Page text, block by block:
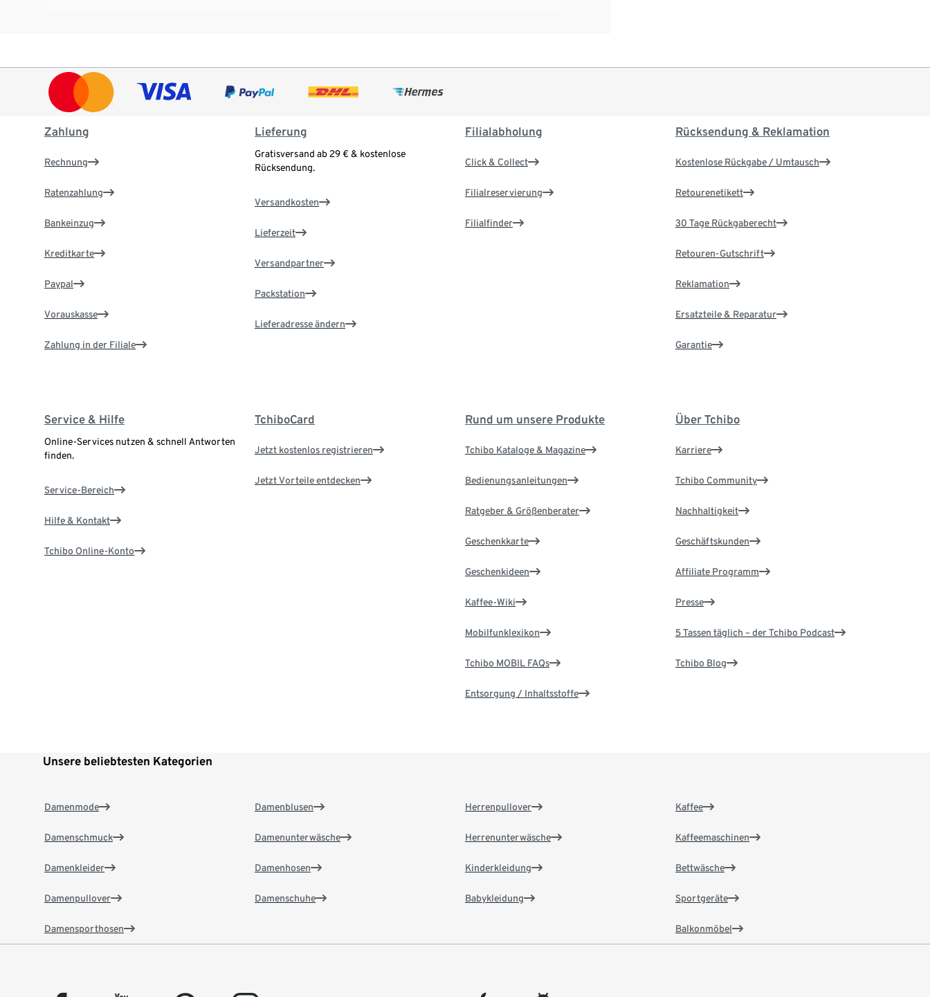
Zahlung
Rechnung
Ratenzahlung
Bankeinzug
Kreditkarte
Paypal
Vorauskasse
Zahlung in der Filiale
Lieferung
Gratisversand ab 29 € & kostenlose
Rücksendung.
Versandkosten
Lieferzeit
Versandpartner
Packstation
Lieferadresse ändern
Filialabholung
Click & Collect
Filialreservierung
Filialfinder
Rücksendung & Reklamation
Kostenlose Rückgabe / Umtausch
Retourenetikett
30 Tage Rückgaberecht
Retouren-Gutschrift
Reklamation
Ersatzteile & Reparatur
Garantie
Service & Hilfe
Online-Services nutzen & schnell Antworten
finden.
Service-Bereich
Hilfe & Kontakt
Tchibo Online-Konto
TchiboCard
Jetzt kostenlos registrieren
Jetzt Vorteile entdecken
Rund um unsere Produkte
Tchibo Kataloge & Magazine
Bedienungsanleitungen
Ratgeber & Größenberater
Geschenkkarte
Geschenkideen
Kaffee-Wiki
Mobilfunklexikon
Tchibo MOBIL FAQs
Entsorgung / Inhaltsstoffe
Über Tchibo
Karriere
Tchibo Community
Nachhaltigkeit
Geschäftskunden
Affiliate Programm
Presse
5 Tassen täglich – der Tchibo Podcast
Tchibo Blog
Unsere beliebtesten Kategorien
Damenmode
Damenschmuck
Damenkleider
Damenpullover
Damensporthosen
Damenblusen
Damenunterwäsche
Damenhosen
Damenschuhe
Herrenpullover
Herrenunterwäsche
Kinderkleidung
Babykleidung
Kaffee
Kaffeemaschinen
Bettwäsche
Sportgeräte
Balkonmöbel